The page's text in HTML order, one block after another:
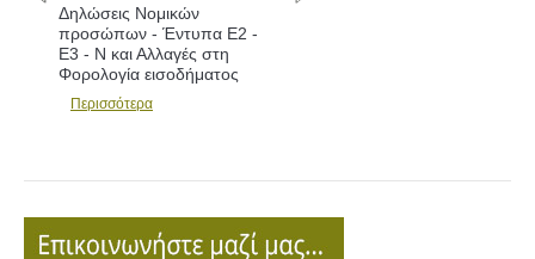
Δηλώσεις Νομικών
προσώπων - Έντυπα Ε2 -
Ε3 - Ν και Αλλαγές στη
Φορολογία εισοδήματος
Περισσότερα